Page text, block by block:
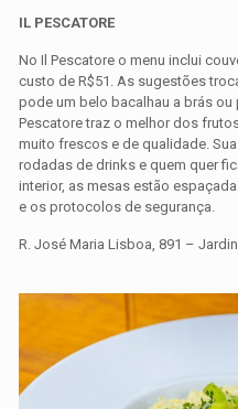
IL PESCATORE
No Il Pescatore o menu inclui
custo de R$51. As sugestões
pode um belo bacalhau a brás ou
Pescatore traz o melhor dos
muito frescos e de qualidade.
rodadas de drinks e quem quer
interior, as mesas estão
e os protocolos de segurança.
R. José Maria Lisboa, 891 –